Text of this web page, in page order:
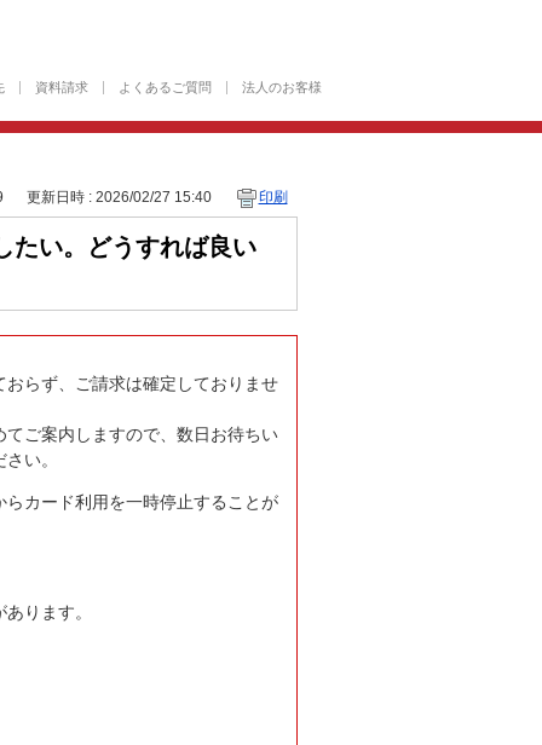
資料請求 よくあるご質問 法人のお客様
更新日時 : 2026/02/27 15:40 印刷
たい。どうすれば良い
らず、ご請求は確定しておりませ
ご案内しますので、数日お待ちい
い。
カード利用を一時停止することが
ります。